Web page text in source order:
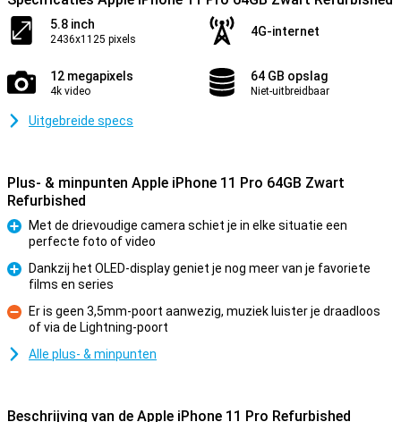
5.8 inch
2436x1125 pixels
4G-internet
12 megapixels
4k video
64 GB opslag
Niet-uitbreidbaar
Uitgebreide specs
Plus- & minpunten Apple iPhone 11 Pro 64GB Zwart
Refurbished
Pluspunt
Met de drievoudige camera schiet je in elke situatie een
perfecte foto of video
Pluspunt
Dankzij het OLED-display geniet je nog meer van je favoriete
films en series
Minpunt
Er is geen 3,5mm-poort aanwezig, muziek luister je draadloos
of via de Lightning-poort
Alle plus- & minpunten
Beschrijving van de Apple iPhone 11 Pro Refurbished